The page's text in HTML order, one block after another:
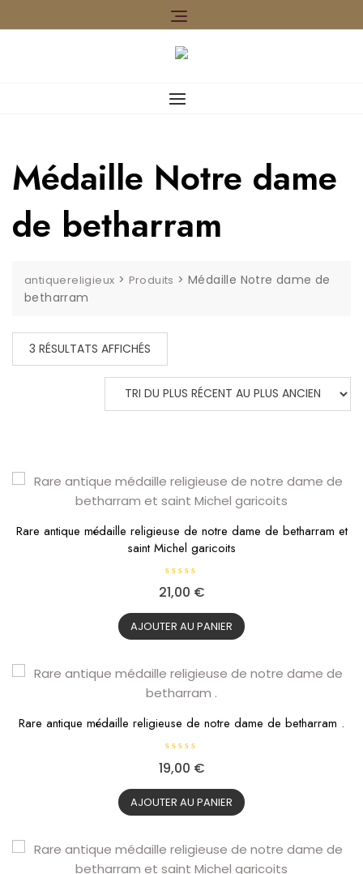
to
Médaille Notre dame
de betharram
antiquereligieux > Produits >Médaille Notre dame de
betharram
3 RÉSULTATS AFFICHÉS
DU
PLUS
RÉCENT
Rare antique médaille religieuse de notre dame de betharram et
saint Michel garicoits
N
o
e
0
s
u
21,00 €
AJOUTER AU PANIER
Rare antique médaille religieuse de notre dame de betharram .
N
o
e
0
s
u
19,00 €
AJOUTER AU PANIER